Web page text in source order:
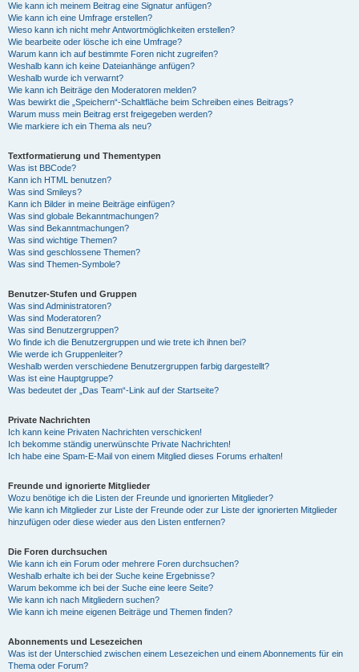
Wie kann ich meinem Beitrag eine Signatur anfügen?
Wie kann ich eine Umfrage erstellen?
Wieso kann ich nicht mehr Antwortmöglichkeiten erstellen?
Wie bearbeite oder lösche ich eine Umfrage?
Warum kann ich auf bestimmte Foren nicht zugreifen?
Weshalb kann ich keine Dateianhänge anfügen?
Weshalb wurde ich verwarnt?
Wie kann ich Beiträge den Moderatoren melden?
Was bewirkt die „Speichern“-Schaltfläche beim Schreiben eines Beitrags?
Warum muss mein Beitrag erst freigegeben werden?
Wie markiere ich ein Thema als neu?
Textformatierung und Thementypen
Was ist BBCode?
Kann ich HTML benutzen?
Was sind Smileys?
Kann ich Bilder in meine Beiträge einfügen?
Was sind globale Bekanntmachungen?
Was sind Bekanntmachungen?
Was sind wichtige Themen?
Was sind geschlossene Themen?
Was sind Themen-Symbole?
Benutzer-Stufen und Gruppen
Was sind Administratoren?
Was sind Moderatoren?
Was sind Benutzergruppen?
Wo finde ich die Benutzergruppen und wie trete ich ihnen bei?
Wie werde ich Gruppenleiter?
Weshalb werden verschiedene Benutzergruppen farbig dargestellt?
Was ist eine Hauptgruppe?
Was bedeutet der „Das Team“-Link auf der Startseite?
Private Nachrichten
Ich kann keine Privaten Nachrichten verschicken!
Ich bekomme ständig unerwünschte Private Nachrichten!
Ich habe eine Spam-E-Mail von einem Mitglied dieses Forums erhalten!
Freunde und ignorierte Mitglieder
Wozu benötige ich die Listen der Freunde und ignorierten Mitglieder?
Wie kann ich Mitglieder zur Liste der Freunde oder zur Liste der ignorierten Mitglieder
hinzufügen oder diese wieder aus den Listen entfernen?
Die Foren durchsuchen
Wie kann ich ein Forum oder mehrere Foren durchsuchen?
Weshalb erhalte ich bei der Suche keine Ergebnisse?
Warum bekomme ich bei der Suche eine leere Seite?
Wie kann ich nach Mitgliedern suchen?
Wie kann ich meine eigenen Beiträge und Themen finden?
Abonnements und Lesezeichen
Was ist der Unterschied zwischen einem Lesezeichen und einem Abonnements für ein
Thema oder Forum?